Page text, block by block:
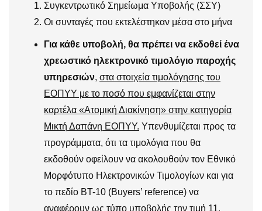
Συγκεντρωτικό Σημείωμα Υποβολής (ΣΣΥ)
Οι συνταγές που εκτελέστηκαν μέσα στο μήνα
Για κάθε υποβολή, θα πρέπει να εκδοθεί ένα
χρεωστικό ηλεκτρονικό τιμολόγιο παροχής
υπηρεσιών, στα στοιχεία τιμολόγησης του
ΕΟΠΥΥ με το ποσό που εμφανίζεται στην
καρτέλα «Ατομική Διακίνηση» στην κατηγορία
Μικτή Δαπάνη ΕΟΠΥΥ. Υπενθυμίζεται προς τα
προγράμματα, ότι τα τιμολόγια που θα
εκδοθούν οφείλουν να ακολουθούν τον Εθνικό
Μορφότυπο Ηλεκτρονικών Τιμολογίων και για
το πεδίο BT-10 (Buyers’ reference) να
αναφέρουν ως τύπο υποβολής την τιμή 11.